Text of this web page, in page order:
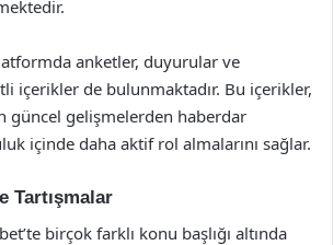
anketler, duyurular ve
içerikler de bulunmaktadır. Bu içerikler,
güncel gelişmelerden haberdar
içinde daha aktif rol almalarını sağlar.
Tartışmalar
birçok farklı konu başlığı altında